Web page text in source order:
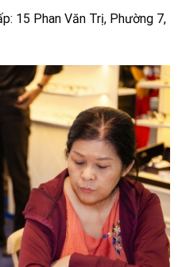
15 Phan Văn Trị, Phường 7,